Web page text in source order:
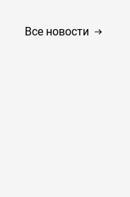
Все новости